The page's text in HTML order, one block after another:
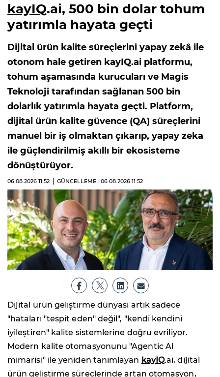
kayIQ.ai, 500 bin dolar tohum
yatırımla hayata geçti
Dijital ürün kalite süreçlerini yapay zekâ ile
otonom hale getiren kayIQ.ai platformu,
tohum aşamasında kurucuları ve Magis
Teknoloji tarafından sağlanan 500 bin
dolarlık yatırımla hayata geçti. Platform,
dijital ürün kalite güvence (QA) süreçlerini
manuel bir iş olmaktan çıkarıp, yapay zeka
ile güçlendirilmiş akıllı bir ekosisteme
dönüştürüyor.
06.08.2026 11:52 GÜNCELLEME : 06.08.2026 11:52
Dijital ürün geliştirme dünyası artık sadece
"hataları "tespit eden" değil", "kendi kendini
iyileştiren" kalite sistemlerine doğru evriliyor.
Modern kalite otomasyonunu "Agentic AI
mimarisi" ile yeniden tanımlayan kayIQ.ai, dijital
ürün geliştirme süreçlerinde artan otomasyon,